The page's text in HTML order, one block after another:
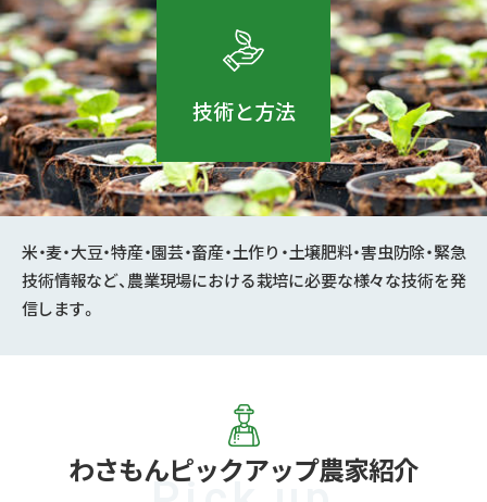
技術と方法
米・麦・大豆・特産・園芸・畜産・土作り・土壌肥料・害虫防除・緊急
技術情報など、農業現場における栽培に必要な様々な技術を発
信します。
わさもんピックアップ農家紹介